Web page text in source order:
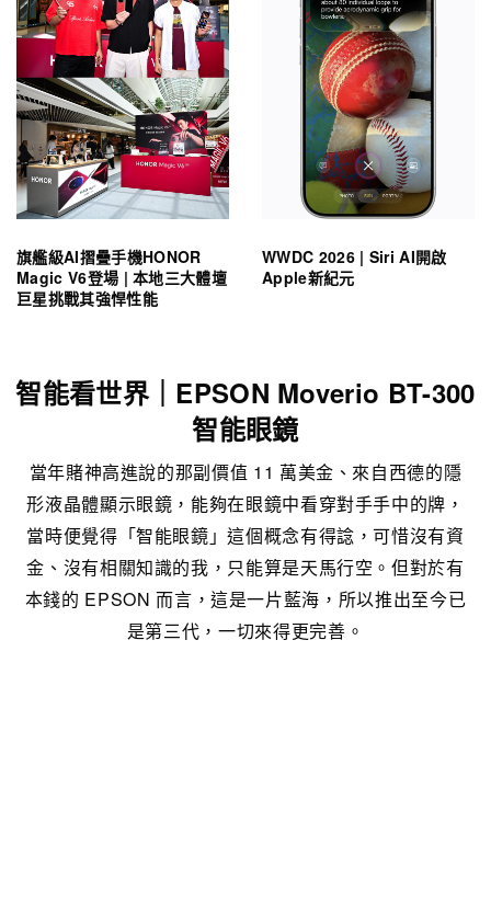
旗艦級AI摺疊手機HONOR
Magic V6登場 | 本地三大體壇
巨星挑戰其強悍性能
WWDC 2026 | Siri AI開啟
Apple新紀元
智能看世界｜EPSON Moverio BT-300
智能眼鏡
當年賭神高進說的那副價值 11 萬美金、來自西德的隱
形液晶體顯示眼鏡，能夠在眼鏡中看穿對手手中的牌，
當時便覺得「智能眼鏡」這個概念有得諗，可惜沒有資
金、沒有相關知識的我，只能算是天馬行空。但對於有
本錢的 EPSON 而言，這是一片藍海，所以推出至今已
是第三代，一切來得更完善。